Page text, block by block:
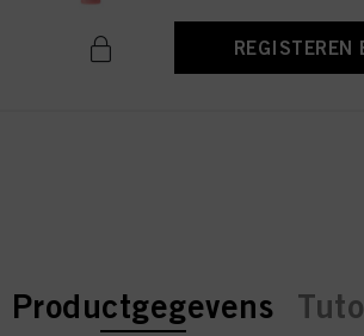
REGISTEREN
current tab:
current tab:
Productgegevens